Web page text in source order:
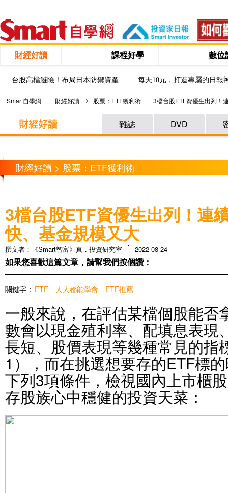
財經好讀 課程好學 數位
台股高檔避險！布局日本防禦資產 每天10元，打造專屬的日報
Smart自學網 財經好讀 股票：ETF獲利術 3檔台股ETF資優生出列！
雜誌 DVD
財經好讀 > 股票：ETF獲利術
3檔台股ETF資優生出列！連
快、基金規模又大
撰文者：《Smart智富》真．投資研究室 2022-08-24
如果您喜歡這篇文章，請幫我們按個讚：
關鍵字： ETF 人人都能學會 ETF推薦
一般來說，在評估某檔個股能否
數會以現金殖利率、配填息表現
長短、股價表現等幾種常見的指
1），而在挑選想要存的ETF標
下列3項條件，檢視國內上市櫃
存股族心中穩健的投資天菜：